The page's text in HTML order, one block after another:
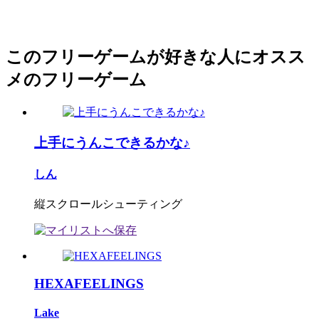
このフリーゲームが好きな人にオスス
メのフリーゲーム
上手にうんこできるかな♪
しん
縦スクロールシューティング
HEXAFEELINGS
Lake